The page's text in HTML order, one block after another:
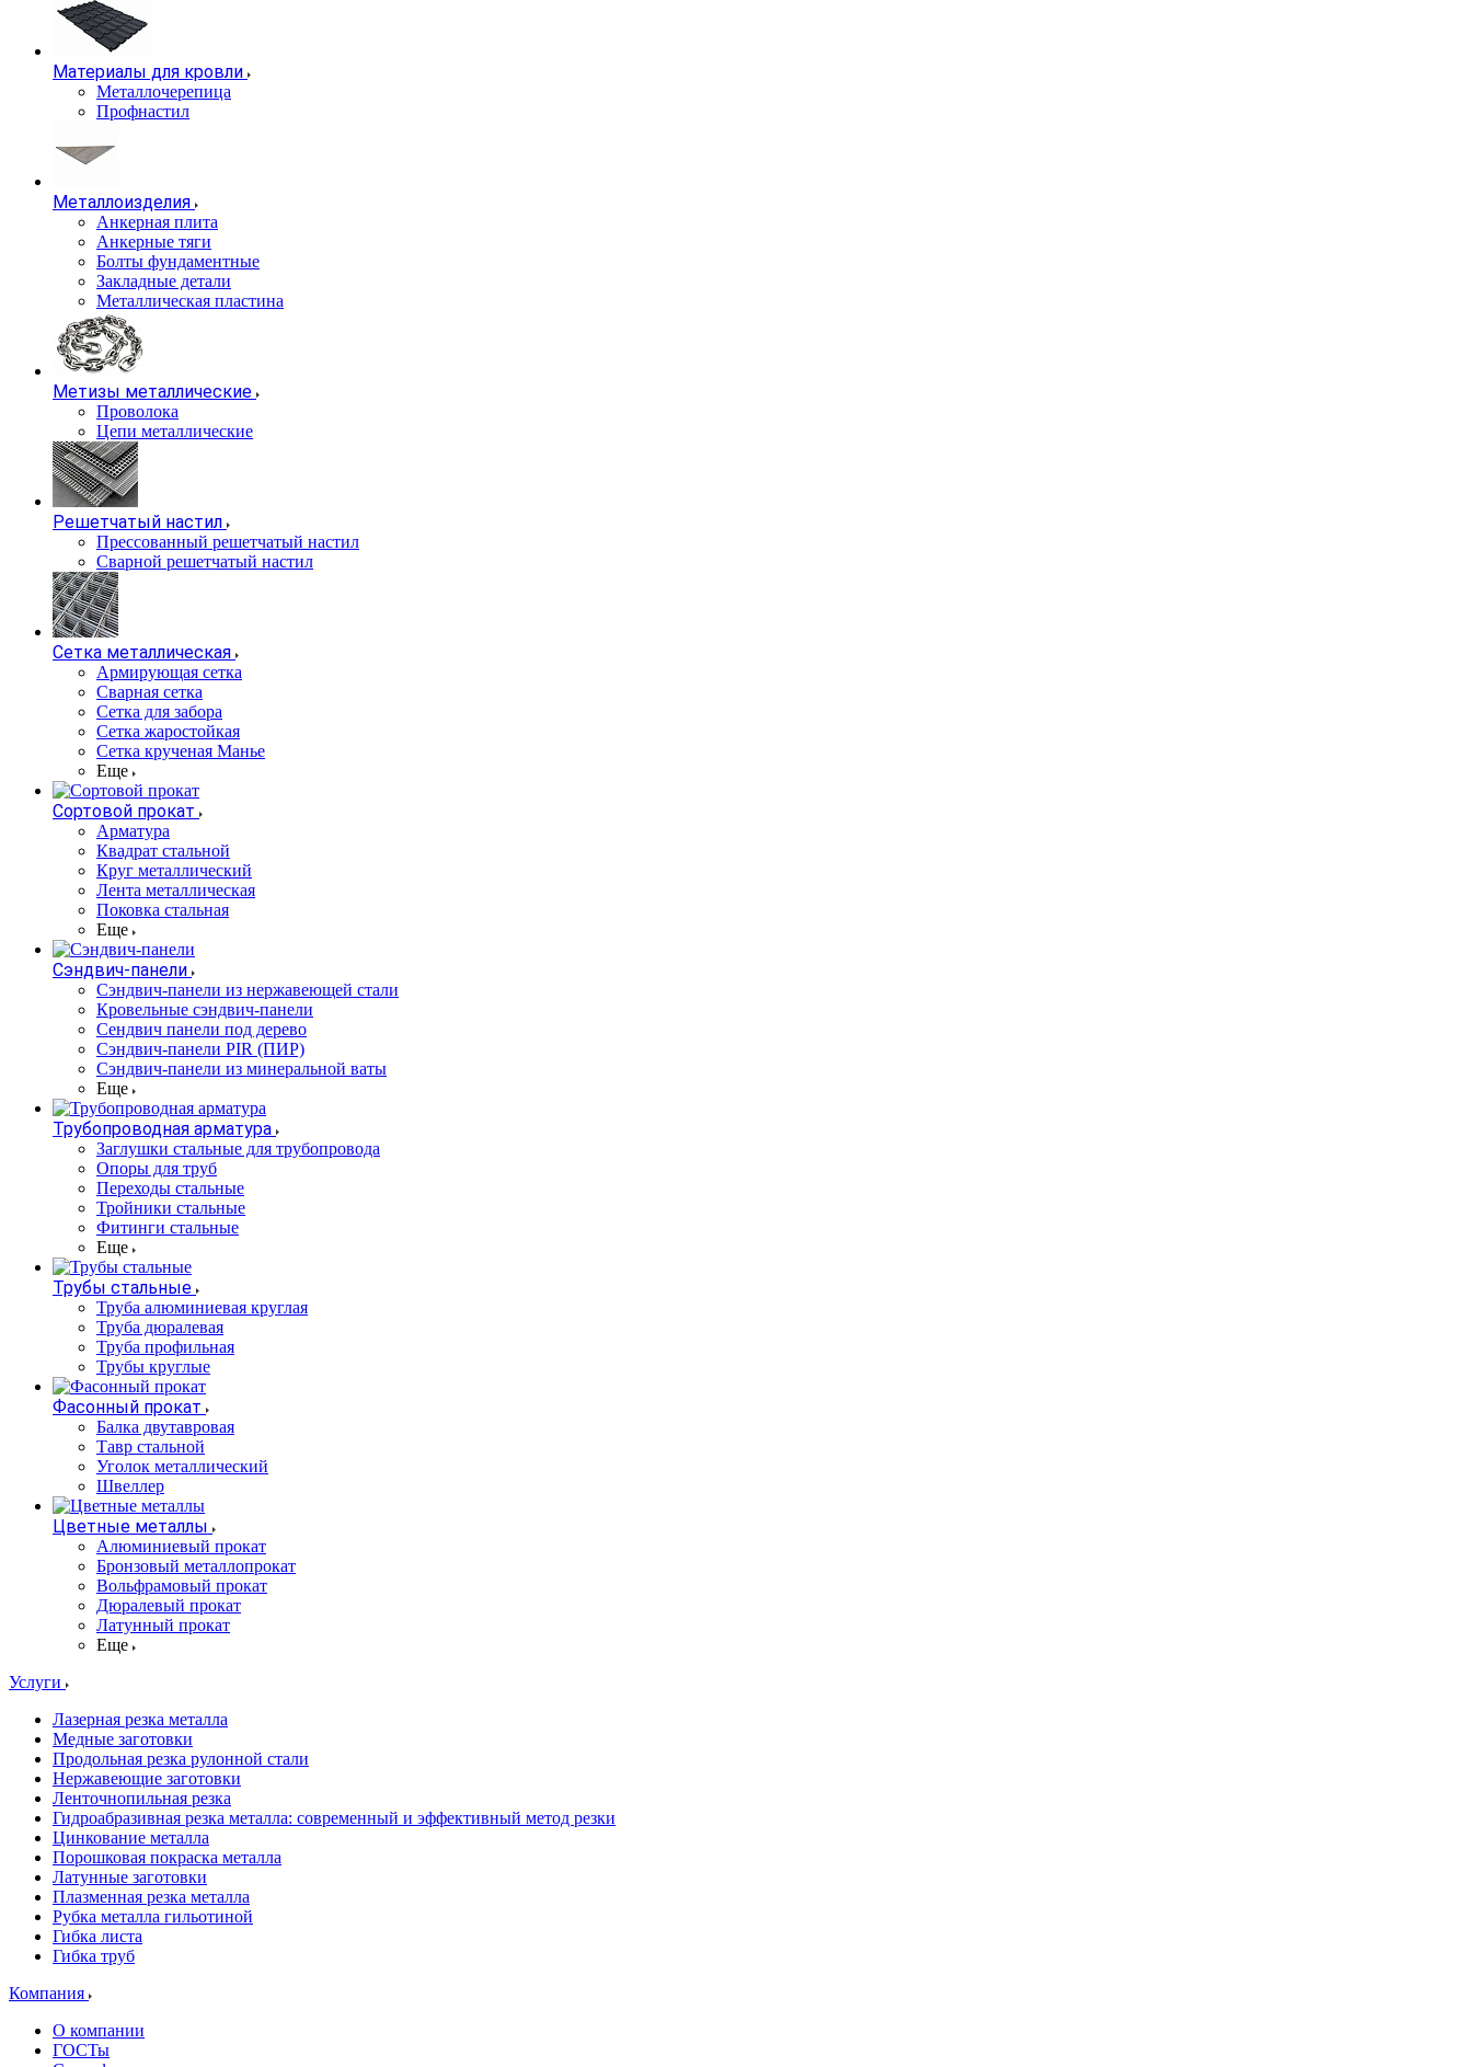
Материалы для кровли
Металлочерепица
Профнастил
Металлоизделия
Анкерная плита
Анкерные тяги
Болты фундаментные
Закладные детали
Металлическая пластина
Метизы металлические
Проволока
Цепи металлические
Решетчатый настил
Прессованный решетчатый настил
Сварной решетчатый настил
Сетка металлическая
Армирующая сетка
Сварная сетка
Сетка для забора
Сетка жаростойкая
Сетка крученая Манье
Еще
Сортовой прокат
Арматура
Квадрат стальной
Круг металлический
Лента металлическая
Поковка стальная
Еще
Сэндвич-панели
Cэндвич-панели из нержавеющей стали
Кровельные сэндвич-панели
Сендвич панели под дерево
Сэндвич-панели PIR (ПИР)
Сэндвич-панели из минеральной ваты
Еще
Трубопроводная арматура
Заглушки стальные для трубопровода
Опоры для труб
Переходы стальные
Тройники стальные
Фитинги стальные
Еще
Трубы стальные
Труба алюминиевая круглая
Труба дюралевая
Труба профильная
Трубы круглые
Фасонный прокат
Балка двутавровая
Тавр стальной
Уголок металлический
Швеллер
Цветные металлы
Алюминиевый прокат
Бронзовый металлопрокат
Вольфрамовый прокат
Дюралевый прокат
Латунный прокат
Еще
Услуги
Лазерная резка металла
Медные заготовки
Продольная резка рулонной стали
Нержавеющие заготовки
Ленточнопильная резка
Гидроабразивная резка металла: современный и эффективный метод резки
Цинкование металла
Порошковая покраска металла
Латунные заготовки
Плазменная резка металла
Рубка металла гильотиной
Гибка листа
Гибка труб
Компания
О компании
ГОСТы